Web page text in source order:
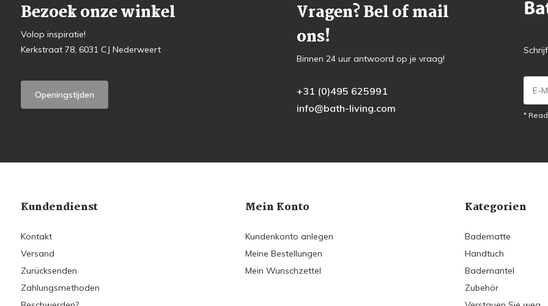
Bezoek onze winkel
Volop inspiratie!
Kerkstraat 78, 6031 CJ Nederweert
Openingstijden
Vragen? Bel of mail
ons!
Binnen 24 uur antwoord op je vraag!
+31 (0)495 625991
info@bath-living.com
*
Kundendienst
Kontakt
Versand
Zurücksenden
Zahlungsmethoden
Mein Konto
Kundenkonto anlegen
Meine Bestellungen
Mein Wunschzettel
Kategorien
Badematte
Handtuch
Bademantel
Zubehör